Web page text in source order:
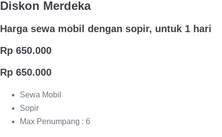
Diskon Merdeka
Harga sewa mobil dengan sopir, untuk 1 hari
Rp 650.000
Rp 650.000
Sewa Mobil
Sopir
Max Penumpang : 6